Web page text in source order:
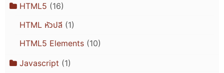
HTML5 (16)
HTML หัวปลี (1)
HTML5 Elements(10)
Javascript (1)